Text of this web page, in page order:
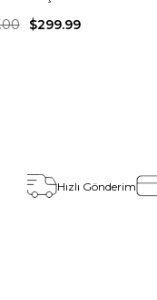
$299.99
Hızlı Gönderim